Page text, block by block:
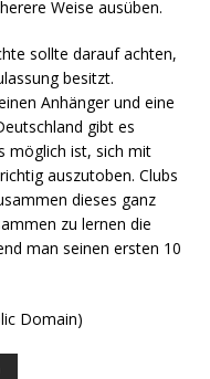
Weise ausüben.
sollte darauf achten,
besitzt.
Anhänger und eine
gibt es
möglich ist, sich mit
auszutoben. Clubs
dieses ganz
zu lernen die
man seinen ersten 10
Domain)